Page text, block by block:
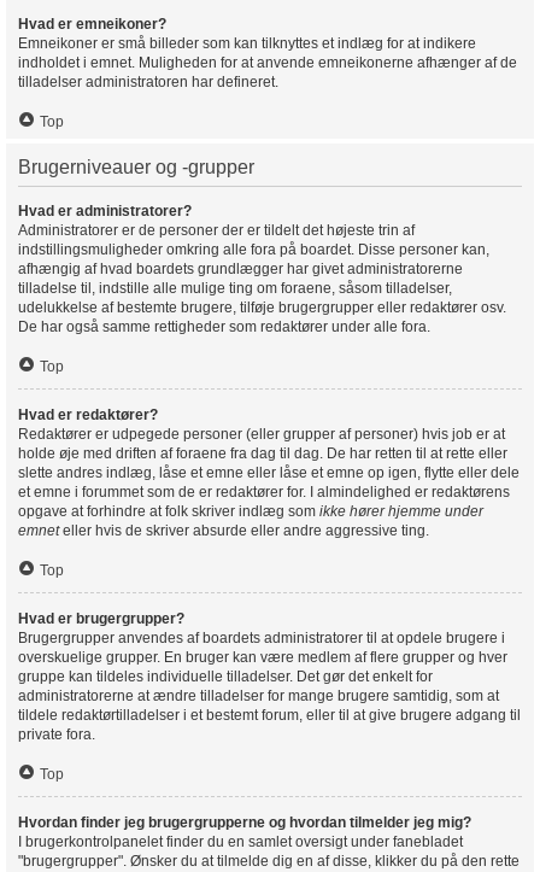
Hvad er emneikoner?
Emneikoner er små billeder som kan tilknyttes et indlæg for at indikere
indholdet i emnet. Muligheden for at anvende emneikonerne afhænger af de
tilladelser administratoren har defineret.
Top
Brugerniveauer og -grupper
Hvad er administratorer?
Administratorer er de personer der er tildelt det højeste trin af
indstillingsmuligheder omkring alle fora på boardet. Disse personer kan,
afhængig af hvad boardets grundlægger har givet administratorerne
tilladelse til, indstille alle mulige ting om foraene, såsom tilladelser,
udelukkelse af bestemte brugere, tilføje brugergrupper eller redaktører osv.
De har også samme rettigheder som redaktører under alle fora.
Top
Hvad er redaktører?
Redaktører er udpegede personer (eller grupper af personer) hvis job er at
holde øje med driften af foraene fra dag til dag. De har retten til at rette eller
slette andres indlæg, låse et emne eller låse et emne op igen, flytte eller dele
et emne i forummet som de er redaktører for. I almindelighed er redaktørens
opgave at forhindre at folk skriver indlæg som ikke hører hjemme under
emneteller hvis de skriver absurde eller andre aggressive ting.
Top
Hvad er brugergrupper?
Brugergrupper anvendes af boardets administratorer til at opdele brugere i
overskuelige grupper. En bruger kan være medlem af flere grupper og hver
gruppe kan tildeles individuelle tilladelser. Det gør det enkelt for
administratorerne at ændre tilladelser for mange brugere samtidig, som at
tildele redaktørtilladelser i et bestemt forum, eller til at give brugere adgang til
private fora.
Top
Hvordan finder jeg brugergrupperne og hvordan tilmelder jeg mig?
I brugerkontrolpanelet finder du en samlet oversigt under fanebladet
"brugergrupper". Ønsker du at tilmelde dig en af disse, klikker du på den rette